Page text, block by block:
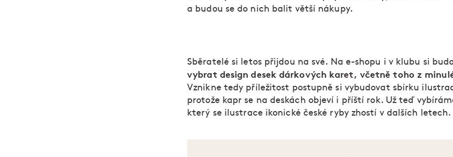
a budou se do nich balit větší nákupy.
Sběratelé si letos přijdou na své. Na e-shopu i v klubu si
vybrat design desek dárkových karet, včetně toho z
Vznikne tedy příležitost postupně si vybudovat sbírku
protože kapr se na deskách objeví i příští rok. Už teď
který se ilustrace ikonické české ryby zhostí v dalších letech.